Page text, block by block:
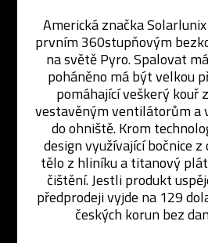
Americká značka
prvním 360stupňovým
na světě Pyro. Spalovat
poháněno má být velkou
pomáhající veškerý kouř
vestavěným ventilátorům a
do ohniště. Krom
design využívající bočnice
tělo z hliníku a titanový
čištění. Jestli produkt
předprodeji vyjde na 129
českých korun bez